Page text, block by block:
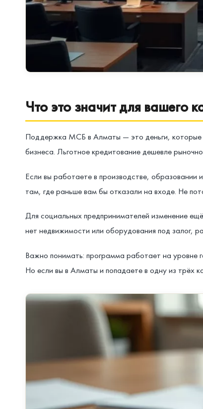
Что это значит для вашего
Поддержка МСБ в Алматы — это деньги, которые
бизнеса. Льготное кредитование дешевле
Если вы работаете в производстве,
там, где раньше вам бы отказали на входе. Не
Для социальных предпринимателей изменение
нет недвижимости или оборудования под залог,
Важно понимать: программа работает на уровне
Но если вы в Алматы и попадаете в одну из трёх